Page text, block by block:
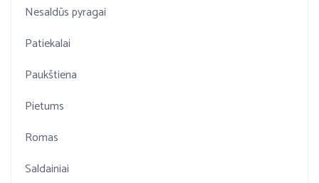
Nesaldūs pyragai
Patiekalai
Paukštiena
Pietums
Romas
Saldainiai